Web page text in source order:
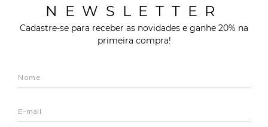
NEWSLETTER
Cadastre-se para receber as novidades e ganhe 20% na
primeira compra!